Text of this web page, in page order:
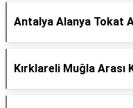
Antalya Alanya Tokat
Kırklareli Muğla Arası